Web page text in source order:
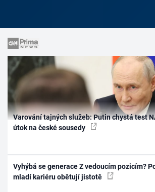
Varování tajných služeb: Putin chystá test
útok na české sousedy
Vyhýbá se generace Z vedoucím pozicím?
mladí kariéru obětují jistotě